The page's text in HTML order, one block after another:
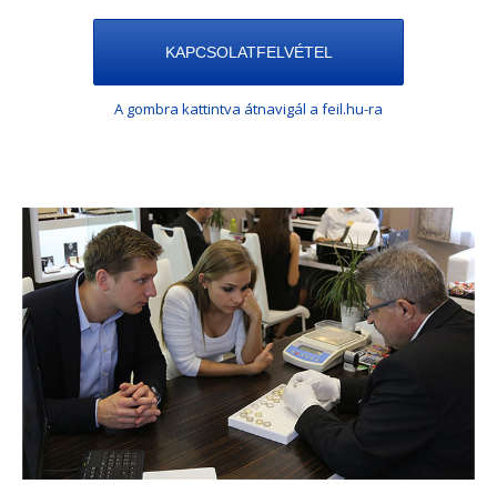
KAPCSOLATFELVÉTEL
A gombra kattintva átnavigál a feil.hu-ra